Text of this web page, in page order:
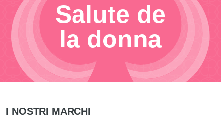
Salute de
la donna
I NOSTRI MARCHI